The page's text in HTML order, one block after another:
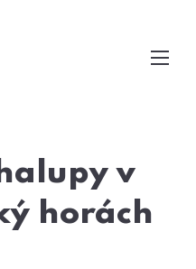
v
horách